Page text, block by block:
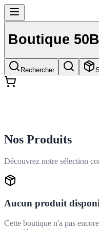
Boutique
Rechercher
Nos Produits
Découvrez notre sélection
Aucun produit
Cette boutique n'a pas